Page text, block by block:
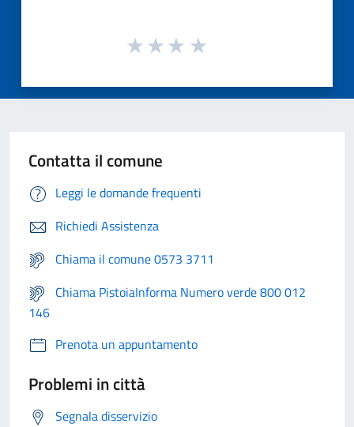
Contatta il comune
Leggi le domande frequenti
Richiedi Assistenza
Chiama il comune 0573 3711
Chiama PistoiaInforma Numero verde 800 012
146
Prenota un appuntamento
Problemi in città
Segnala disservizio